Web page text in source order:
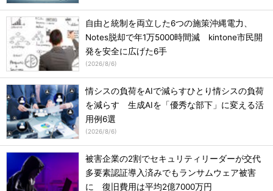
自由と統制を両立した6つの施策沖縄電力、
Notes脱却で年1万5000時間減 kintone市民開
発を安全に広げた6手
(2026/8/6)
情シスの負荷をAIで減らすひとり情シスの負荷
を減らす 生成AIを「優秀な部下」に変える活
用例6選
(2026/8/6)
被害企業の2割でセキュリティリーダーが交代
多要素認証導入済みでもランサムウェア被害
に 復旧費用は平均2億7000万円